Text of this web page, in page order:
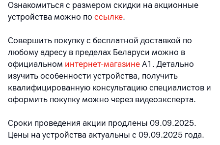
Ознакомиться с размером скидки на акционные
устройства можно по ссылке.
Совершить покупку с бесплатной доставкой по
любому адресу в пределах Беларуси можно в
официальном интернет-магазине А1. Детально
изучить особенности устройства, получить
квалифицированную консультацию специалистов и
оформить покупку можно через видеоэксперта.
Сроки проведения акции продлены 09.09.2025.
Цены на устройства актуальны с 09.09.2025 года.